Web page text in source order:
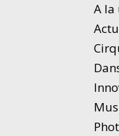
A la